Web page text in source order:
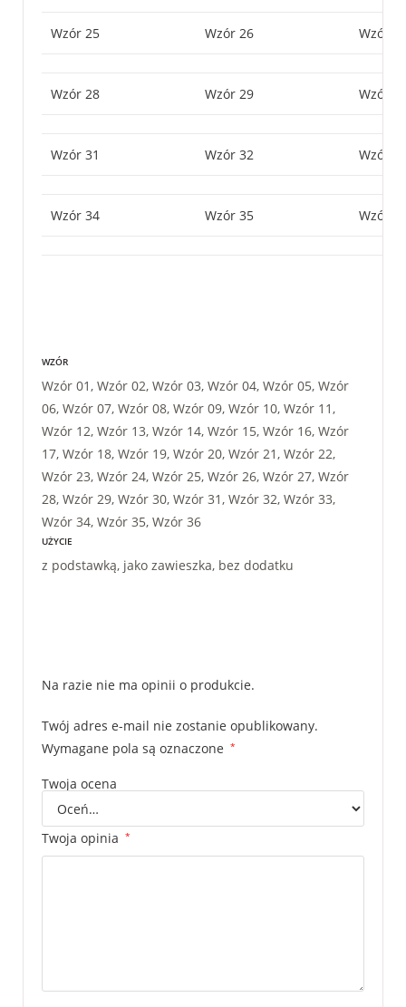
Wzór 25 Wzór 26 Wzór
Wzór 28 Wzór 29 Wzór
Wzór 31 Wzór 32 Wzór
Wzór 34 Wzór 35 Wzór
WZÓR
Wzór 01, Wzór 02, Wzór 03, Wzór 04, Wzór 05, Wzór
06, Wzór 07, Wzór 08, Wzór 09, Wzór 10, Wzór 11,
Wzór 12, Wzór 13, Wzór 14, Wzór 15, Wzór 16, Wzór
17, Wzór 18, Wzór 19, Wzór 20, Wzór 21, Wzór 22,
Wzór 23, Wzór 24, Wzór 25, Wzór 26, Wzór 27, Wzór
28, Wzór 29, Wzór 30, Wzór 31, Wzór 32, Wzór 33,
Wzór 34, Wzór 35, Wzór 36
UŻYCIE
z podstawką, jako zawieszka, bez dodatku
Na razie nie ma opinii o produkcie.
Twój adres e-mail nie zostanie opublikowany.
Wymagane pola są oznaczone *
Twoja ocena
Twoja opinia *